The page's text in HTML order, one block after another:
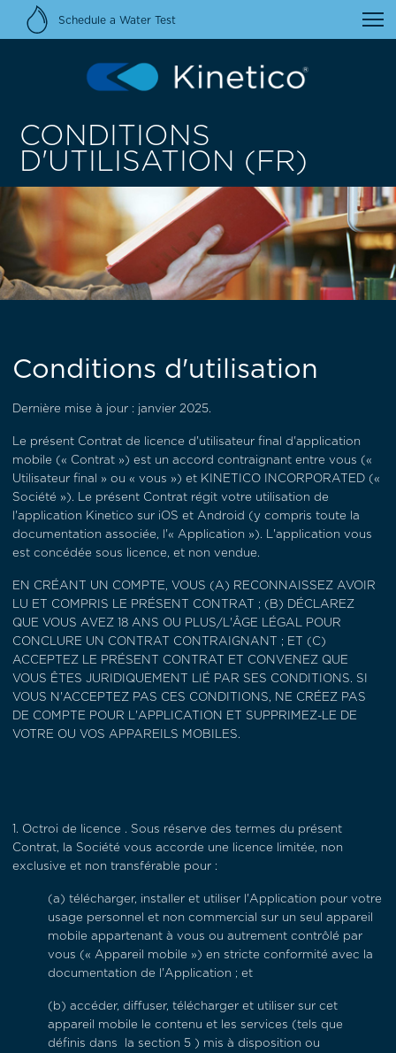
Schedule a Water Test
CONDITIONS
D'UTILISATION (FR)
Conditions d'utilisation
Dernière mise à jour : janvier 2025.
Le présent Contrat de licence d'utilisateur final d'application
mobile (« Contrat ») est un accord contraignant entre vous («
Utilisateur final » ou « vous ») et KINETICO INCORPORATED («
Société »). Le présent Contrat régit votre utilisation de
l'application Kinetico sur iOS et Android (y compris toute la
documentation associée, l'« Application »). L'application vous
est concédée sous licence, et non vendue.
EN CRÉANT UN COMPTE, VOUS (A) RECONNAISSEZ AVOIR
LU ET COMPRIS LE PRÉSENT CONTRAT ; (B) DÉCLAREZ
QUE VOUS AVEZ 18 ANS OU PLUS/L'ÂGE LÉGAL POUR
CONCLURE UN CONTRAT CONTRAIGNANT ; ET (C)
ACCEPTEZ LE PRÉSENT CONTRAT ET CONVENEZ QUE
VOUS ÊTES JURIDIQUEMENT LIÉ PAR SES CONDITIONS. SI
VOUS N'ACCEPTEZ PAS CES CONDITIONS, NE CRÉEZ PAS
DE COMPTE POUR L'APPLICATION ET SUPPRIMEZ-LE DE
VOTRE OU VOS APPAREILS MOBILES.
1. Octroi de licence . Sous réserve des termes du présent
Contrat, la Société vous accorde une licence limitée, non
exclusive et non transférable pour :
(a) télécharger, installer et utiliser l'Application pour votre
usage personnel et non commercial sur un seul appareil
mobile appartenant à vous ou autrement contrôlé par
vous (« Appareil mobile ») en stricte conformité avec la
documentation de l'Application ; et
(b) accéder, diffuser, télécharger et utiliser sur cet
appareil mobile le contenu et les services (tels que
définis dans
la section 5 ) mis à disposition ou